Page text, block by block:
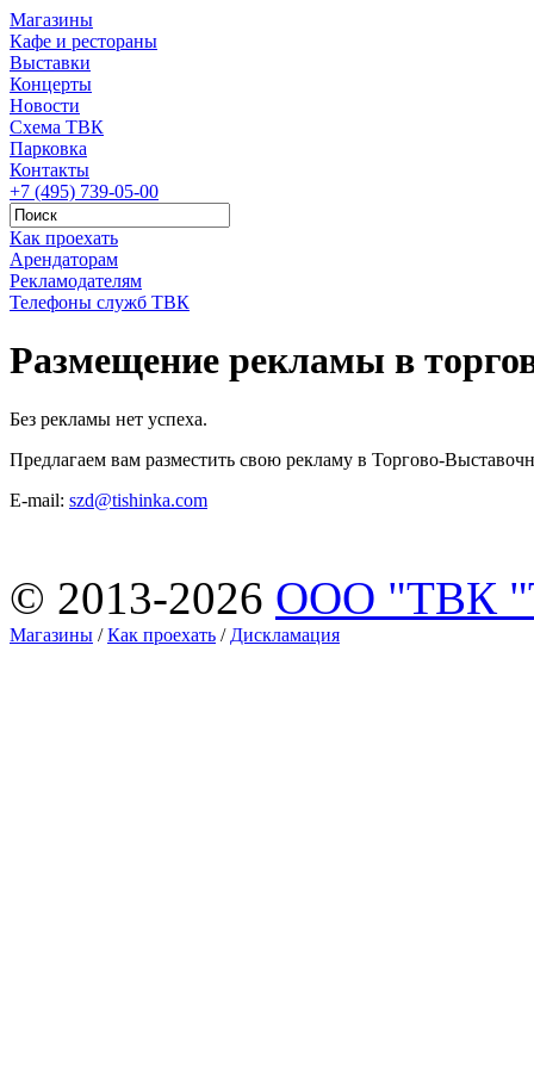
Магазины
Кафе и рестораны
Выставки
Концерты
Новости
Схема ТВК
Парковка
Контакты
+7 (495) 739-05-00
Как проехать
Арендаторам
Рекламодателям
Телефоны служб ТВК
Размещение рекламы в
Без рекламы нет успеха.
Предлагаем вам разместить свою рекламу в Торгово-
E-mail: szd@tishinka.com
© 2013-2026 ООО "ТВК
Магазины /Как проехать / Дискламация